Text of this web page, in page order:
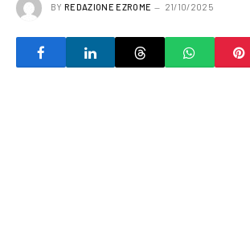
BY REDAZIONE EZROME 21/10/2025